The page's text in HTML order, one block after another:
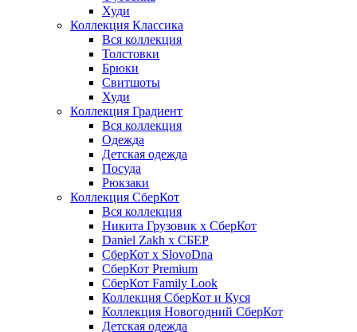
Худи
Коллекция Классика
Вся коллекция
Толстовки
Брюки
Свитшоты
Худи
Коллекция Градиент
Вся коллекция
Одежда
Детская одежда
Посуда
Рюкзаки
Коллекция СберКот
Вся коллекция
Никита Грузовик х СберКот
Daniel Zakh x СБЕР
СберКот x SlovoDna
СберКот Premium
СберКот Family Look
Коллекция СберКот и Куся
Коллекция Новогодний СберКот
Детская одежда